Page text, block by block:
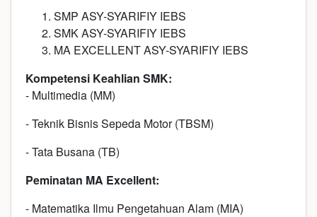
SMP ASY-SYARIFIY IEBS
SMK ASY-SYARIFIY IEBS
MA EXCELLENT ASY-SYARIFIY IEBS
Kompetensi Keahlian SMK:
- Multimedia (MM)
- Teknik Bisnis Sepeda Motor (TBSM)
- Tata Busana (TB)
Peminatan MA Excellent:
- Matematika Ilmu Pengetahuan Alam (MIA)